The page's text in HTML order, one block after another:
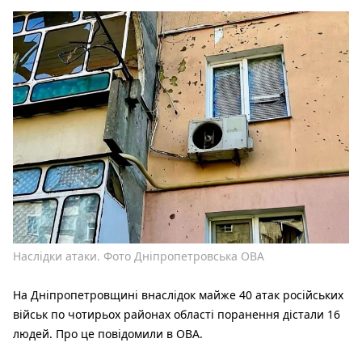
Наслідки атаки. Фото Дніпропетровська ОВА
На Дніпропетровщині внаслідок майже 40 атак російських
військ по чотирьох районах області поранення дістали 16
людей. Про це повідомили в ОВА.